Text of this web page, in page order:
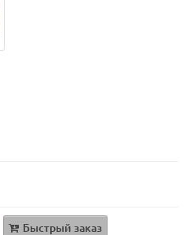
Быстрый заказ